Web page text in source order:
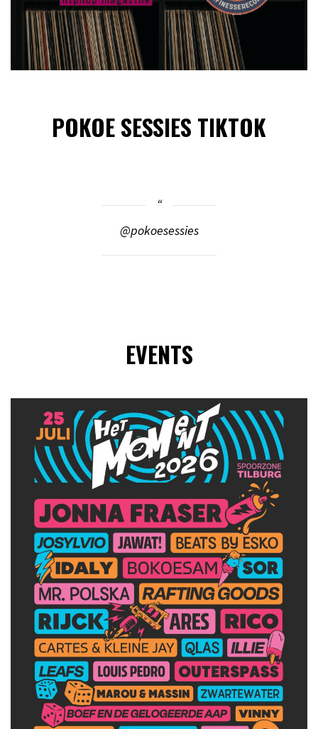
POKOE SESSIES TIKTOK
@pokoesessies
EVENTS